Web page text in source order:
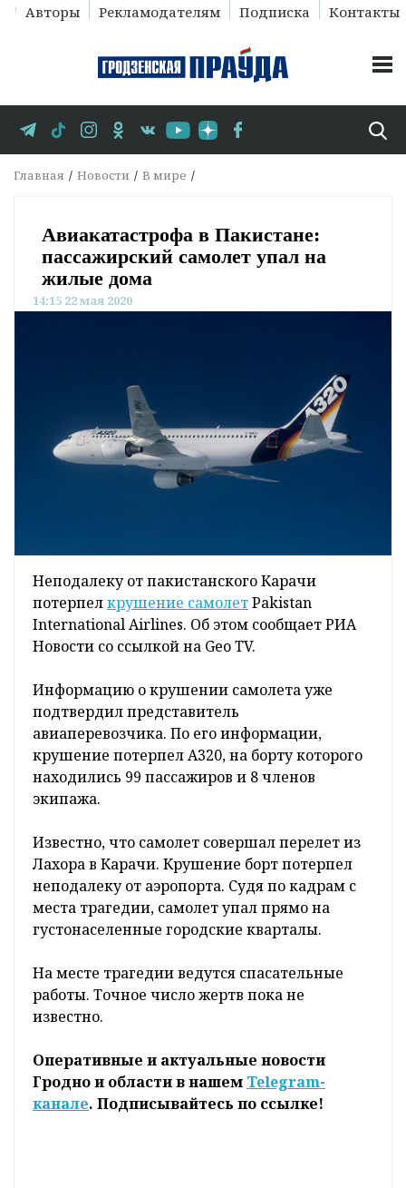
Авторы Рекламодателям Подписка Контакты
Главная Новости В мире
Авиакатастрофа в Пакистане:
пассажирский самолет упал на
жилые дома
14:15 22 мая 2020
Неподалеку от пакистанского Карачи
потерпелкрушение самолетPakistan
International Airlines. Об этом сообщает РИА
Новости со ссылкой на Geo TV.
Информацию о крушении самолета уже
подтвердил представитель
авиаперевозчика. По его информации,
крушение потерпел A320, на борту которого
находились 99 пассажиров и 8 членов
экипажа.
Известно, что самолет совершал перелет из
Лахора в Карачи. Крушение борт потерпел
неподалеку от аэропорта. Судя по кадрам с
места трагедии, самолет упал прямо на
густонаселенные городские кварталы.
На месте трагедии ведутся спасательные
работы. Точное число жертв пока не
известно.
Оперативные и актуальные новости
Гродно и области в нашем Telegram-
канале. Подписывайтесь по ссылке!